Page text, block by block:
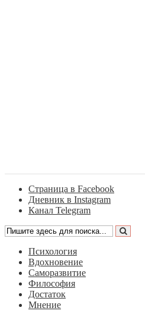
Страница в Facebook
Дневник в Instagram
Канал Telegram
Психология
Вдохновение
Саморазвитие
Философия
Достаток
Мнение